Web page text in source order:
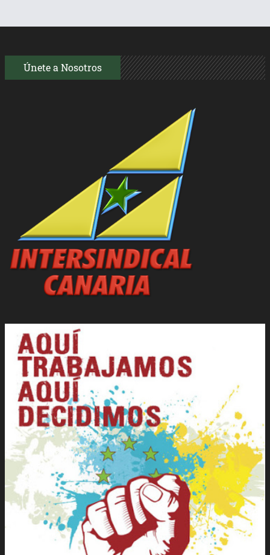
Únete a Nosotros